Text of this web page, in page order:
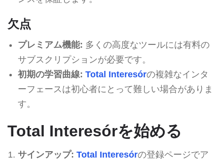
欠点
プレミアム機能: 多くの高度なツールには有料の
サブスクリプションが必要です。
初期の学習曲線: Total Interesórの複雑なインタ
ーフェースは初心者にとって難しい場合がありま
す。
Total Interesórを始める
サインアップ: Total Interesórの登録ページでア